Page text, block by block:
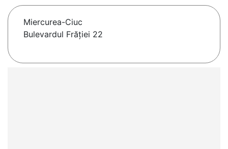
Miercurea-Ciuc
Bulevardul Frăției 22